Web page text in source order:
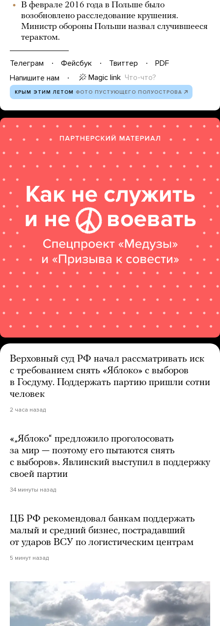
В феврале 2016 года в Польше было
возобновлено расследование крушения.
Министр обороны Польши назвал случившееся
терактом.
Телеграм Фейсбук Твиттер
PDF
Напишите нам
Magic link Что-что?
КРЫМ ЭТИМ ЛЕТОМ ФОТО ПУСТУЮЩЕГО ПОЛУОСТРОВА
Верховный суд РФ начал рассматривать иск
с требованием снять «Яблоко» с выборов
в Госдуму. Поддержать партию пришли сотни
человек
2 часа назад
«„Яблоко“ предложило проголосовать
за мир — поэтому его пытаются снять
с выборов». Явлинский выступил в поддержку
своей партии
34 минуты назад
ЦБ РФ рекомендовал банкам поддержать
малый и средний бизнес, пострадавший
от ударов ВСУ по логистическим центрам
5 минут назад